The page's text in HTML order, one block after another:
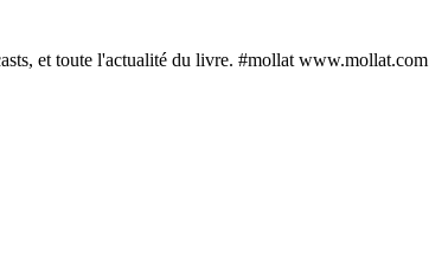
et toute l'actualité du livre. #mollat www.mollat.com